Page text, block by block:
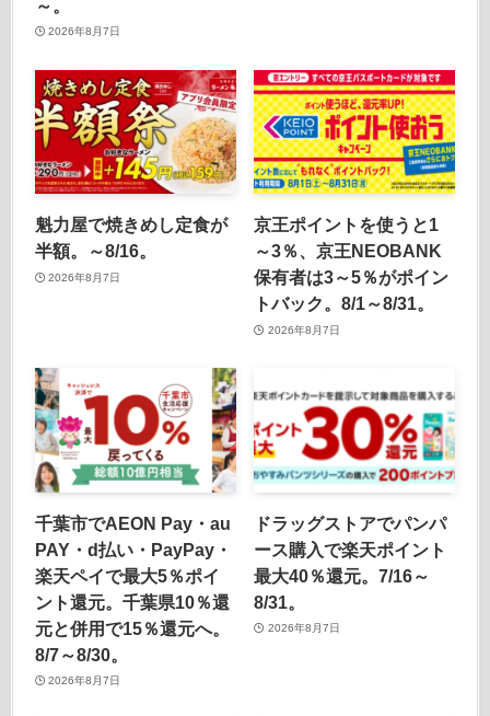
～。
2026年8月7日
魁力屋で焼きめし定食が
半額。～8/16。
2026年8月7日
京王ポイントを使うと1
～3％、京王NEOBANK
保有者は3～5％がポイン
トバック。8/1～8/31。
2026年8月7日
千葉市でAEON Pay・au
PAY・d払い・PayPay・
楽天ペイで最大5％ポイ
ント還元。千葉県10％還
元と併用で15％還元へ。
8/7～8/30。
2026年8月7日
ドラッグストアでパンパ
ース購入で楽天ポイント
最大40％還元。7/16～
8/31。
2026年8月7日